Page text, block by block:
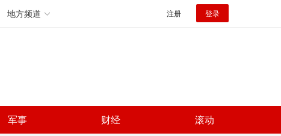
地方频道 注册 登录
军事 财经 滚动